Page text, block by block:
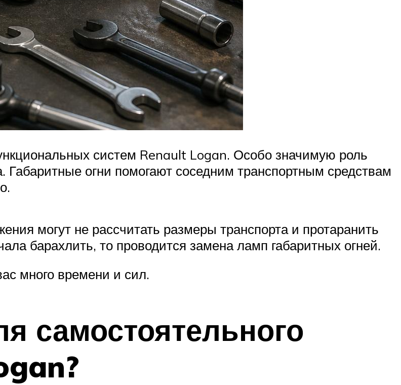
систем Renault Logan. Особо значимую роль
Габаритные огни помогают соседним транспортным средствам
могут не рассчитать размеры транспорта и протаранить
барахлить, то проводится замена ламп габаритных огней.
много времени и сил.
самостоятельного